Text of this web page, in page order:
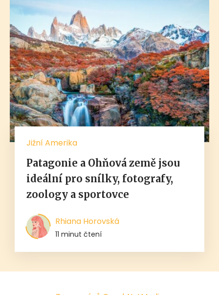
Jižní Amerika
Patagonie a Ohňová země jsou
ideální pro snílky, fotografy,
zoology a sportovce
Rhiana Horovská
11 minut čtení